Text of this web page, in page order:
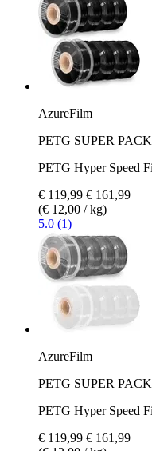
AzureFilm
PETG SUPER
PETG Hyper Speed
€ 119,99 € 161,99
(€ 12,00 / kg)
5.0 (1)
AzureFilm
PETG SUPER
PETG Hyper Speed
€ 119,99 € 161,99